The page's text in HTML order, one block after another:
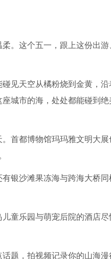
。这个五一，跟上这份出游
见天空从橘粉烧到金黄，沿
城市的海，处处都能碰到绝
首都博物馆玛玛雅文明大展
银沙滩果冻海与跨海大桥同
童乐园与萌宠后院的酒店尽
题，拍视频记录你的山海漫